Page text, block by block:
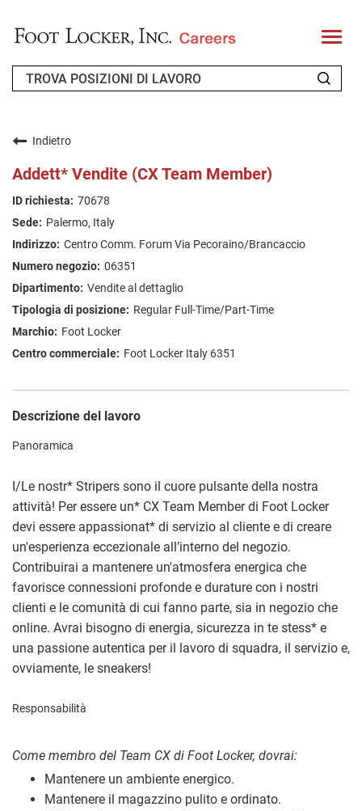
T
o
l
FAQ
CERCA LAVORO
Indietro
Addett* Vendite (CX Team Member)
70678
Palermo, Italy
Centro Comm. Forum Via Pecoraino/Brancaccio
06351
Vendite al dettaglio
Regular Full-Time/Part-Time
Foot Locker
Foot Locker Italy 6351
Descrizione del lavoro
Panoramica
I/Le nostr* Stripers sono il cuore pulsante della nostra
attività! Per essere un* CX Team Member di Foot Locker
devi essere appassionat* di servizio al cliente e di creare
un'esperienza eccezionale all’interno del negozio.
Contribuirai a mantenere un'atmosfera energica che
favorisce connessioni profonde e durature con i nostri
clienti e le comunità di cui fanno parte, sia in negozio che
online. Avrai bisogno di energia, sicurezza in te stess* e
una passione autentica per il lavoro di squadra, il servizio e,
ovviamente, le sneakers!
Responsabilità
Come membro del Team CX di Foot Locker, dovrai:
Mantenere un ambiente energico.
Mantenere il magazzino pulito e ordinato.